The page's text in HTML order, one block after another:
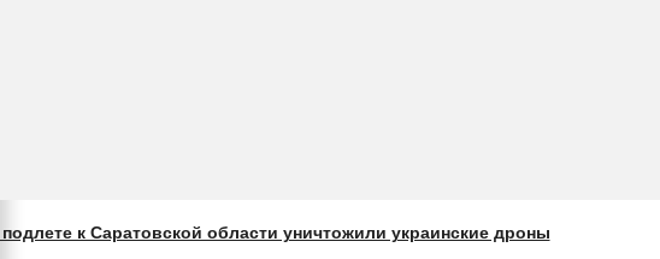
к Саратовской области уничтожили украинские дроны